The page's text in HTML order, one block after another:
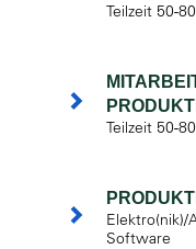
Teilzeit 50-
Teilzeit 50-
Elektro(nik)/
Software